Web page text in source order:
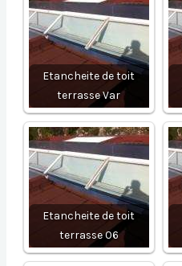
Etancheite de toit
terrasse Var
Etancheite de toit
terrasse 06